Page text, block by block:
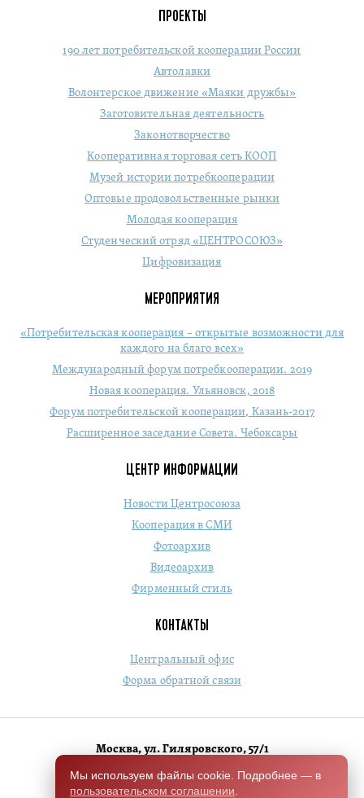
ПРОЕКТЫ
190 лет потребительской кооперации России
Автолавки
Волонтерское движение «Маяки дружбы»
Заготовительная деятельность
Законотворчество
Кооперативная торговая сеть КООП
Музей истории потребкооперации
Оптовые продовольственные рынки
Молодая кооперация
Студенческий отряд «ЦЕНТРОСОЮЗ»
Цифровизация
МЕРОПРИЯТИЯ
«Потребительская кооперация – открытые возможности для
каждого на благо всех»
Международный форум потребкооперации. 2019
Новая кооперация. Ульяновск, 2018
Форум потребительской кооперации, Казань-2017
Расширенное заседание Совета. Чебоксары
ЦЕНТР ИНФОРМАЦИИ
Новости Центросоюза
Кооперация в СМИ
Фотоархив
Видеоархив
Фирменный стиль
КОНТАКТЫ
Центральный офис
Форма обратной связи
Москва, ул. Гиляровского, 57/1
+7 (495) 684-1803
Мы используем файлы cookie. Подробнее — в
пользовательском соглашении